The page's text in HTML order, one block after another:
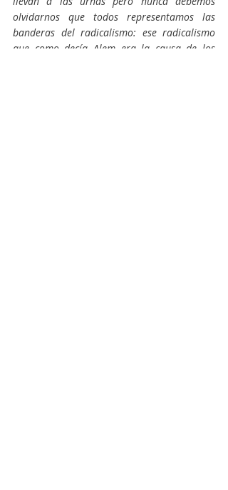
olvidarnos que todos representamos las
banderas del radicalismo: ese radicalismo
que como decía Alem era la causa de los